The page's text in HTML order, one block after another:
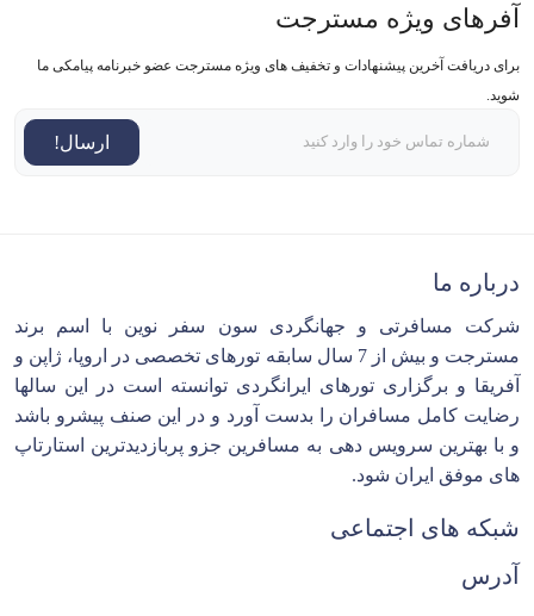
آفرهای ویژه مسترجت
برای دریافت آخرین پیشنهادات و تخفیف های ویژه مسترجت عضو خبرنامه پیامکی ما
شوید.
ارسال!
درباره ما
شرکت مسافرتی و جهانگردی سون سفر نوین با اسم برند
مسترجت و بیش از 7 سال سابقه تورهای تخصصی در اروپا، ژاپن و
آفریقا و برگزاری تورهای ایرانگردی توانسته است در این سالها
رضایت کامل مسافران را بدست آورد و در این صنف پیشرو باشد
و با بهترین سرویس دهی به مسافرین جزو پربازدیدترین استارتاپ
های موفق ایران شود.
شبکه های اجتماعی
آدرس